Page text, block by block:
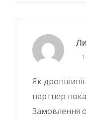
Як
партнер
Замовлення